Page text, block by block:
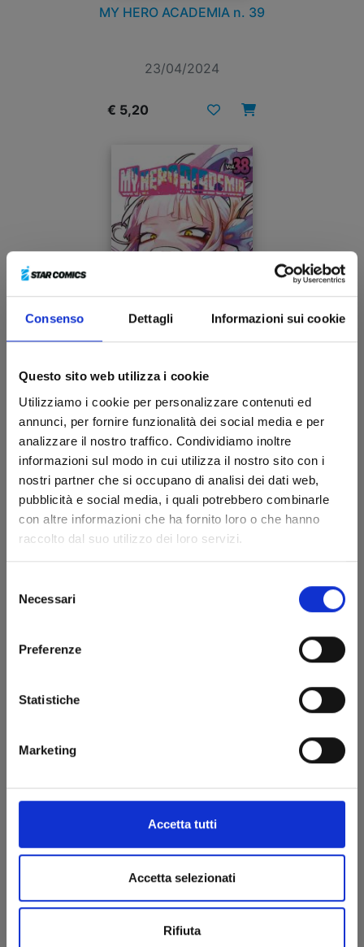
Consenso Dettagli Informazioni sui cookie
Questo sito web utilizza i cookie
Utilizziamo i cookie per personalizzare contenuti ed
annunci, per fornire funzionalità dei social media e per
analizzare il nostro traffico. Condividiamo inoltre
informazioni sul modo in cui utilizza il nostro sito con i
nostri partner che si occupano di analisi dei dati web,
pubblicità e social media, i quali potrebbero combinarle
con altre informazioni che ha fornito loro o che hanno
raccolto dal suo utilizzo dei loro servizi.
delNecessari
Preferenze
Statistiche
Marketing
Accetta tutti
Accetta selezionati
Rifiuta
MY HERO ACADEMIA n. 39
23/04/2024
€ 5,20
MY HERO ACADEMIA n. 38
29/11/2023
€ 5,20
€ 5,20